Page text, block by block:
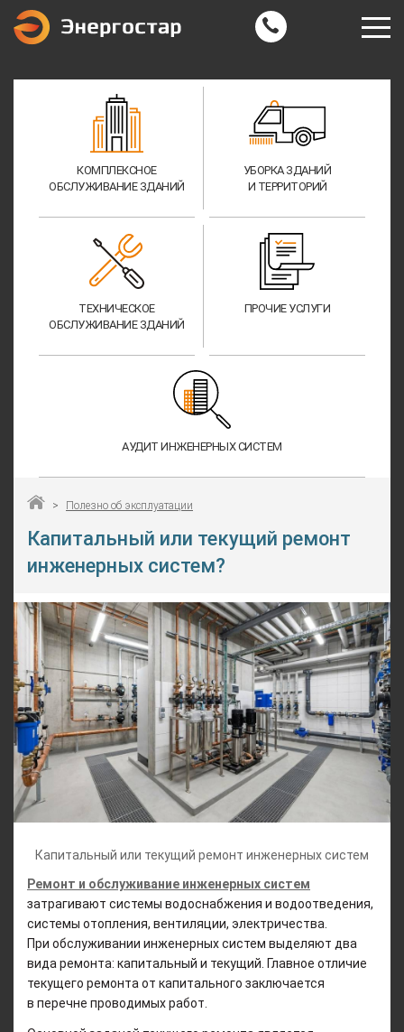
КОМПЛЕКСНОЕ
ОБСЛУЖИВАНИЕ ЗДАНИЙ
УБОРКА ЗДАНИЙ
И ТЕРРИТОРИЙ
ТЕХНИЧЕСКОЕ
ОБСЛУЖИВАНИЕ ЗДАНИЙ
ПРОЧИЕ УСЛУГИ
АУДИТ ИНЖЕНЕРНЫХ СИСТЕМ
> Полезно об эксплуатации
Капитальный или текущий ремонт
инженерных систем?
Капитальный или текущий ремонт инженерных систем
Ремонт и обслуживание инженерных систем
затрагивают системы водоснабжения и водоотведения,
системы отопления, вентиляции, электричества.
При обслуживании инженерных систем выделяют два
вида ремонта: капитальный и текущий. Главное отличие
текущего ремонта от капитального заключается
в перечне проводимых работ.